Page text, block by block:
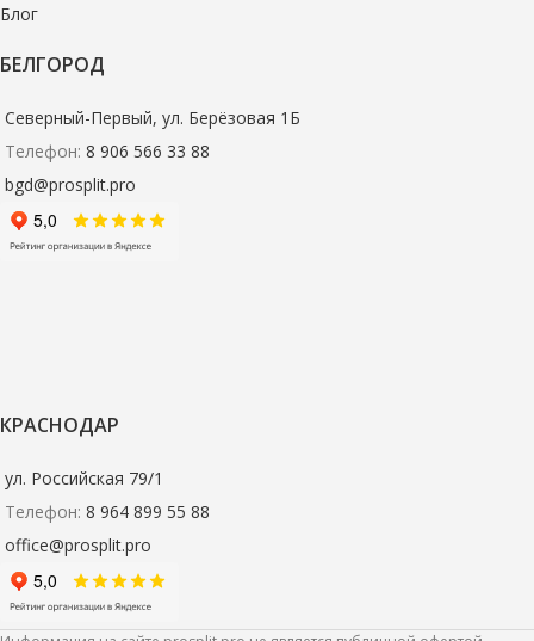
Блог
БЕЛГОРОД
Северный-Первый, ул. Берёзовая 1Б
Телефон: 8 906 566 33 88
bgd@prosplit.pro
КРАСНОДАР
ул. Российская 79/1
Телефон: 8 964 899 55 88
office@prosplit.pro